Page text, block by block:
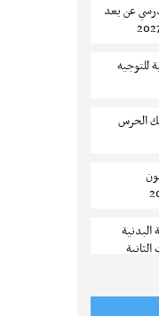
عن بعد
للتوجيه
الحرس
البدنية
العلوم